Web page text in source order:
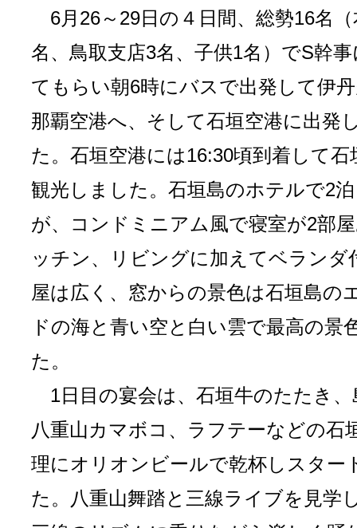
6月26～29日の４日間、総勢16名（
名、鳥取支店3名、子供1名）でS幹
てもらい朝6時にバスで出発して伊
那覇空港へ、そして石垣空港に出発
た。石垣空港には16:30頃到着して石
観光しました。石垣島のホテルで2
が、コンドミニアム風で寝室が2部
ッチン、リビングに加えてベランダ
屋は広く、窓からの景色は石垣島の
ドの海と青い空と白い雲で最高の景
た。
1日目の宴会は、石垣牛のたたき、
八重山カマボコ、ラフテーなどの石
理にオリオンビールで乾杯しスター
た。八重山舞踏と三線ライブを見学